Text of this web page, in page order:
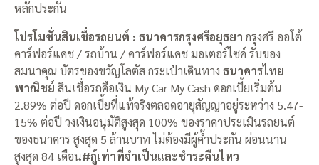
หลักประกัน
โปรโมชั่นสินเชื่อรถยนต์ : ธนาคารกรุงศรีอยุธยา กรุงศรี ออโต้
คาร์ฟอร์แคช / รถบ้าน / คาร์ฟอร์แคช มอเตอร์ไซค์ รับของ
สมนาคุณ บัตรของขวัญโลตัส กระเป๋าเดินทาง ธนาคารไทย
พาณิชย์ สินเชื่อรถคือเงิน My Car My Cash ดอกเบี้ยเริ่มต้น
2.89% ต่อปี ดอกเบี้ยที่แท้จริงตลอดอายุสัญญาอยู่ระหว่าง 5.47-
15% ต่อปี วงเงินอนุมัติสูงสุด 100% ของราคาประเมินรถยนต์
ของธนาคาร สูงสุด 5 ล้านบาท ไม่ต้องมีผู้ค้ำประกัน ผ่อนนาน
สูงสุด 84 เดือน#กู้เท่าที่จำเป็นและชำระคืนไหว